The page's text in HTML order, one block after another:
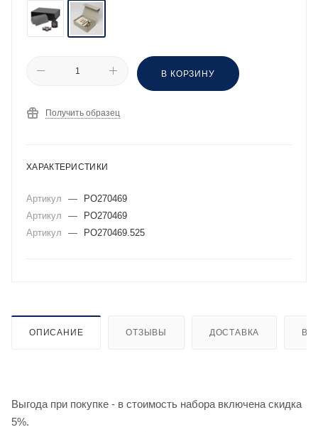
В КОРЗИНУ
Получить образец
ХАРАКТЕРИСТИКИ
Артикул —
PO270469
Артикул
—
PO270469
Артикул
— PO270469.525
ОПИСАНИЕ ОТЗЫВЫ ДОСТАВКА
Выгода при покупке - в стоимость набора включена скидка
5%.